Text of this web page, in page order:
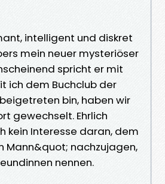
intelligent und diskret
mein neuer mysteriöser
spricht er mit
ich dem Buchclub der
bin, haben wir
gewechselt. Ehrlich
kein Interesse daran, dem
Mann&quot; nachzujagen,
nennen.